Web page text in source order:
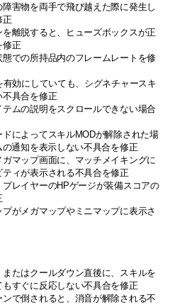
害物を両手で飛び越えた際に発生し
正
離脱すると、ヒューズボックスが正
修正
での所持品内のフレームレートを修
有効にしていても、シグネチャースキ
不具合を修正
ムの説明をスクロールできない場合
によってスキルMODが解除された場
通知を表示しない不具合を修正
マップ画面に、マッチメイキングに
ィが表示される不具合を修正
レイヤーのHPゲージが装備スコアの
がメガマップやミニマップに表示さ
たはクールダウン直後に、スキルを
すぐに反応しない不具合を修正
で倒されると、消音が解除される不